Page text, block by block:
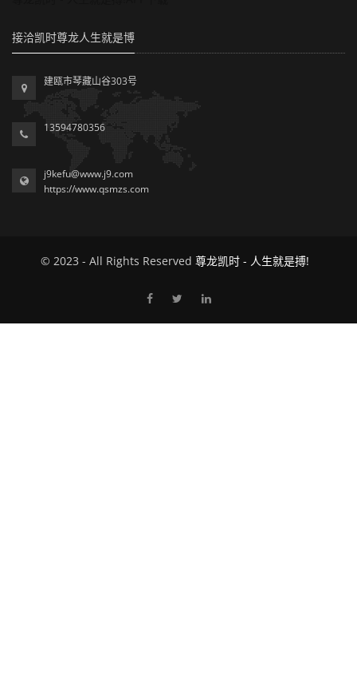
接洽凯时尊龙人生就是博
建瓯市琴藏山谷303号
13594780356
j9kefu@www.j9.com
https://www.qsmzs.com
© 2023 - All Rights Reserved 尊龙凯时 - 人生就是搏!